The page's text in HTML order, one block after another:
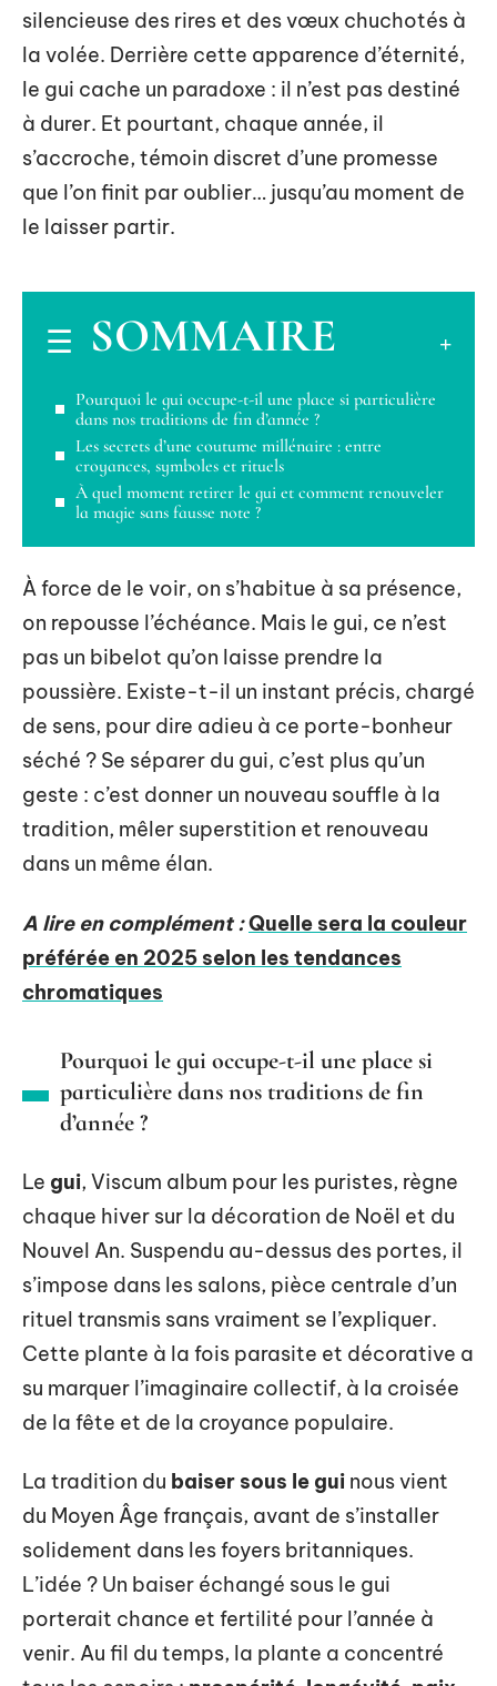
silencieuse des rires et des vœux chuchotés à
la volée. Derrière cette apparence d’éternité,
le gui cache un paradoxe : il n’est pas destiné
à durer. Et pourtant, chaque année, il
s’accroche, témoin discret d’une promesse
que l’on finit par oublier… jusqu’au moment de
le laisser partir.
SOMMAIRE
Pourquoi le gui occupe-t-il une place si particulière
dans nos traditions de fin d’année ?
Les secrets d’une coutume millénaire : entre
croyances, symboles et rituels
À quel moment retirer le gui et comment renouveler
la magie sans fausse note ?
À force de le voir, on s’habitue à sa présence,
on repousse l’échéance. Mais le gui, ce n’est
pas un bibelot qu’on laisse prendre la
poussière. Existe-t-il un instant précis, chargé
de sens, pour dire adieu à ce porte-bonheur
séché ? Se séparer du gui, c’est plus qu’un
geste : c’est donner un nouveau souffle à la
tradition, mêler superstition et renouveau
dans un même élan.
A lire en complément :Quelle sera la couleur
préférée en 2025 selon les tendances
chromatiques
Pourquoi le gui occupe-t-il une place si
particulière dans nos traditions de fin
d’année ?
Le gui, Viscum album pour les puristes, règne
chaque hiver sur la décoration de Noël et du
Nouvel An. Suspendu au-dessus des portes, il
s’impose dans les salons, pièce centrale d’un
rituel transmis sans vraiment se l’expliquer.
Cette plante à la fois parasite et décorative a
su marquer l’imaginaire collectif, à la croisée
de la fête et de la croyance populaire.
La tradition du baiser sous le gui nous vient
du Moyen Âge français, avant de s’installer
solidement dans les foyers britanniques.
L’idée ? Un baiser échangé sous le gui
porterait chance et fertilité pour l’année à
venir. Au fil du temps, la plante a concentré